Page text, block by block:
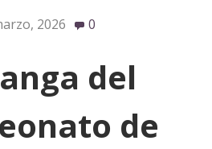
2026 0
del
de